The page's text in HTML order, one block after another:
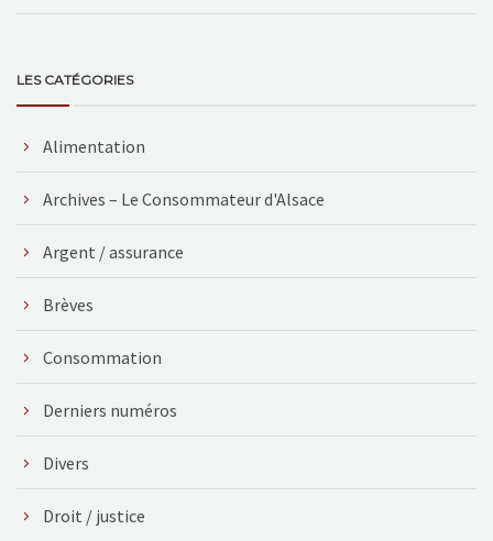
LES CATÉGORIES
Alimentation
Archives – Le Consommateur d'Alsace
Argent / assurance
Brèves
Consommation
Derniers numéros
Divers
Droit / justice